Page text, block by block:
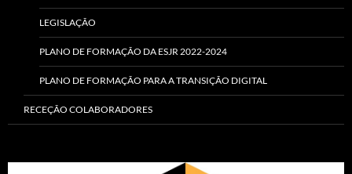
LEGISLAÇÃO
PLANO DE FORMAÇÃO DA ESJR 2022-2024
PLANO DE FORMAÇÃO PARA A TRANSIÇÃO DIGITAL
RECEÇÃO COLABORADORES